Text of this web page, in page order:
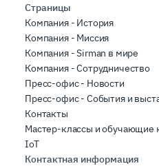
Страницы
Компания - История
Компания - Миссия
Компания - Sirman в мире
Компания - Сотрудничество
Пресс-офис - Новости
Пресс-офис - События и
Контакты
Мастер-классы и обучающие
IoT
Контактная информация